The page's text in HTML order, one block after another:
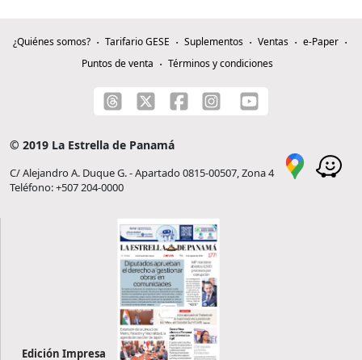
¿Quiénes somos? Tarifario GESE Suplementos Ventas
e-Paper
Puntos de venta
Términos y condiciones
© 2019 La Estrella de Panamá
C/ Alejandro A. Duque G. - Apartado 0815-00507, Zona 4
Teléfono: +507 204-0000
Edición Impresa